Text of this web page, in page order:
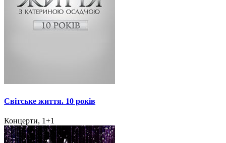
Світське життя. 10 років
Концерти, 1+1